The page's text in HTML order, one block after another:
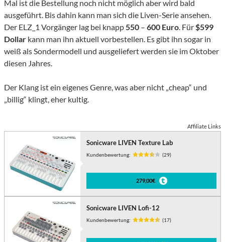
Mal ist die Bestellung noch nicht möglich aber wird bald
ausgeführt. Bis dahin kann man sich die Liven-Serie ansehen.
Der ELZ_1 Vorgänger lag bei knapp550 – 600 Euro. Für$599
Dollar kann man ihn aktuell vorbestellen. Es gibt ihn sogar in
weiß als Sondermodell und ausgeliefert werden sie im Oktober
diesen Jahres.
Der Klang ist ein eigenes Genre, was aber nicht „cheap“ und
„billig“ klingt, eher kultig.
Affiliate Links
Sonicware LIVEN Texture Lab
Kundenbewertung: (29)
279,00€
Sonicware LIVEN Lofi-12
Kundenbewertung: (17)